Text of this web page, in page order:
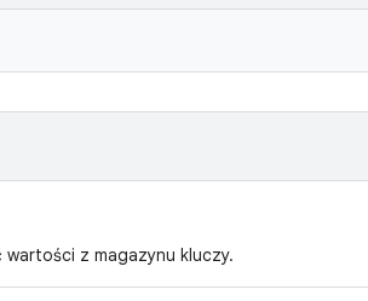
z magazynu kluczy.